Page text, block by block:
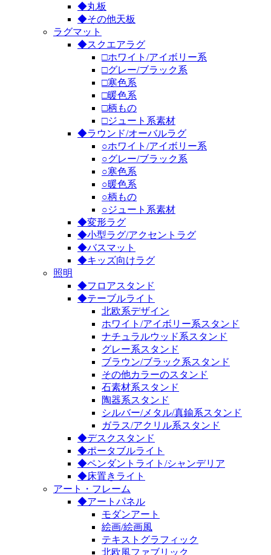
◆丸板
◆その他天板
ラグマット
◆スクエアラグ
□ホワイト/アイボリー系
□グレー/ブラック系
□寒色系
□暖色系
□柄もの
□ジュート系素材
◆ラウンド/オーバルラグ
○ホワイト/アイボリー系
○グレー/ブラック系
○寒色系
○暖色系
○柄もの
○ジュート系素材
◆変形ラグ
◆小型ラグ/アクセントラグ
◆バスマット
◆キッズ向けラグ
照明
◆フロアスタンド
◆テーブルライト
北欧系デザイン
ホワイト/アイボリー系スタンド
ナチュラルウッド系スタンド
グレー系スタンド
ブラウン/ブラック系スタンド
その他カラーのスタンド
石素材系スタンド
陶器系スタンド
シルバー/メタル/真鍮系スタンド
ガラス/アクリル系スタンド
◆デスクスタンド
◆ポータブルライト
◆ペンダントライト/シャンデリア
◆床置きライト
アート・フレーム
◆アートパネル
モダンアート
絵画/絵画風
テキストグラフィック
北欧風ファブリック